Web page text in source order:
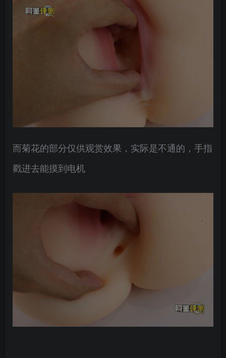
而菊花的部分仅供观赏效果，实际是不通的，手指
戳进去能摸到电机